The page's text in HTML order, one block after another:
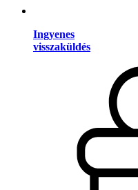
Ingyenes
visszaküldés